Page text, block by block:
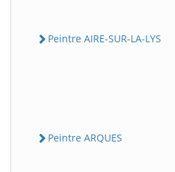
Peintre AIRE-SUR-LA-LYS
Peintre ARQUES